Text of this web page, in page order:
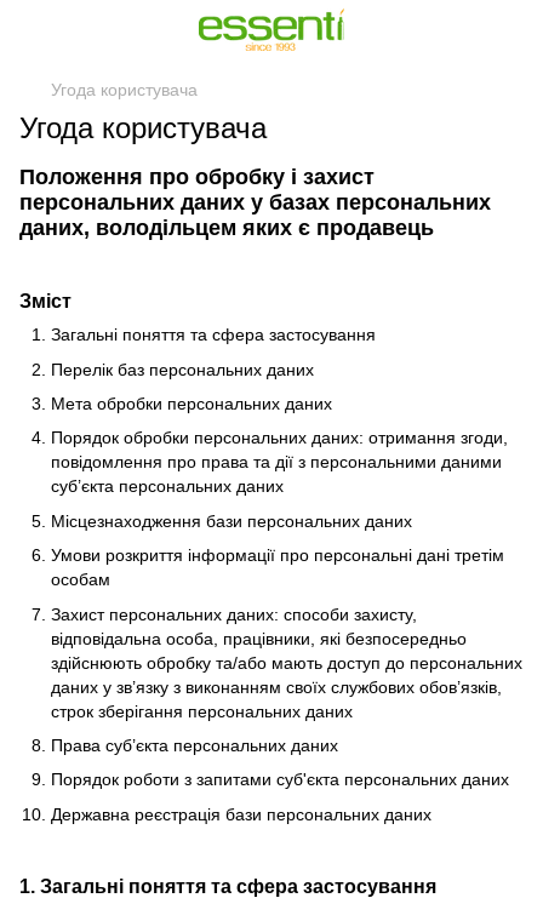
Угода користувача
Угода користувача
Положення про обробку і захист
персональних даних у базах персональних
даних, володільцем яких є продавець
Зміст
Загальні поняття та сфера застосування
Перелік баз персональних даних
Мета обробки персональних даних
Порядок обробки персональних даних: отримання згоди,
повідомлення про права та дії з персональними даними
суб’єкта персональних даних
Місцезнаходження бази персональних даних
Умови розкриття інформації про персональні дані третім
особам
Захист персональних даних: способи захисту,
відповідальна особа, працівники, які безпосередньо
здійснюють обробку та/або мають доступ до персональних
даних у зв’язку з виконанням своїх службових обов’язків,
строк зберігання персональних даних
Права суб’єкта персональних даних
Порядок роботи з запитами суб'єкта персональних даних
Державна реєстрація бази персональних даних
1. Загальні поняття та сфера застосування